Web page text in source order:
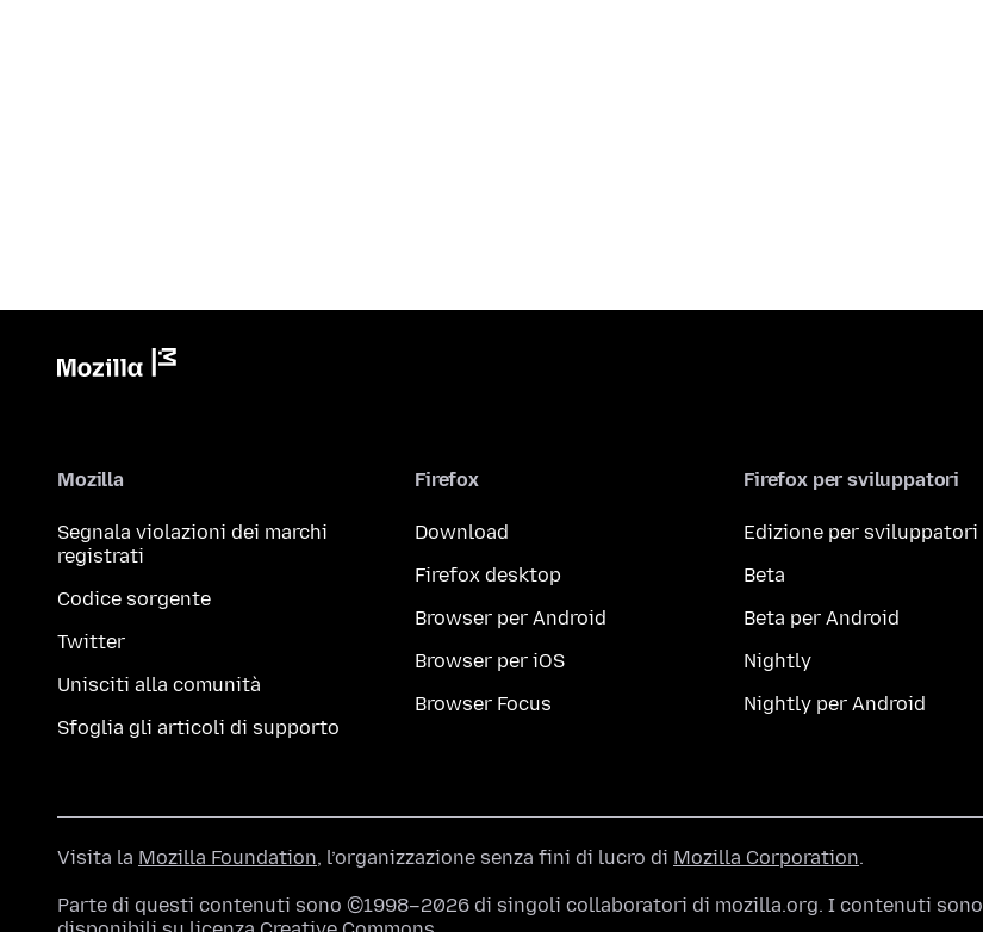
Mozilla
Segnala violazioni dei marchi
registrati
Codice sorgente
Twitter
Unisciti alla comunità
Sfoglia gli articoli di supporto
Firefox
Download
Firefox desktop
Browser per Android
Browser per iOS
Browser Focus
Firefox per sviluppatori
Edizione per sviluppatori
Beta
Beta per Android
Nightly
Nightly per Android
Visita la Mozilla Foundation, l’organizzazione senza fini di lucro di Mozilla Corporation.
Parte di questi contenuti sono ©1998–2026 di singoli collaboratori di mozilla.org. I contenuti sono